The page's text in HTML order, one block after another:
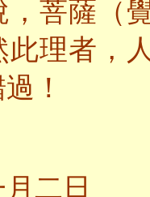
，菩薩（
此理者，
！
二日